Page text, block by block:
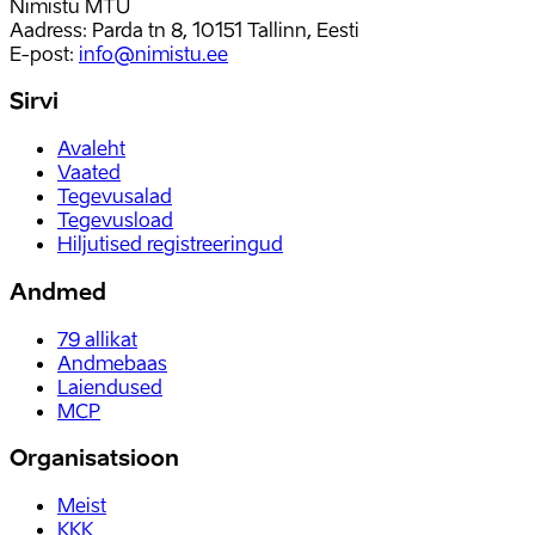
Nimistu MTÜ
Aadress: Parda tn 8, 10151 Tallinn, Eesti
E-post: info@nimistu.ee
Sirvi
Avaleht
Vaated
Tegevusalad
Tegevusload
Hiljutised registreeringud
Andmed
79 allikat
Andmebaas
Laiendused
MCP
Organisatsioon
Meist
KKK